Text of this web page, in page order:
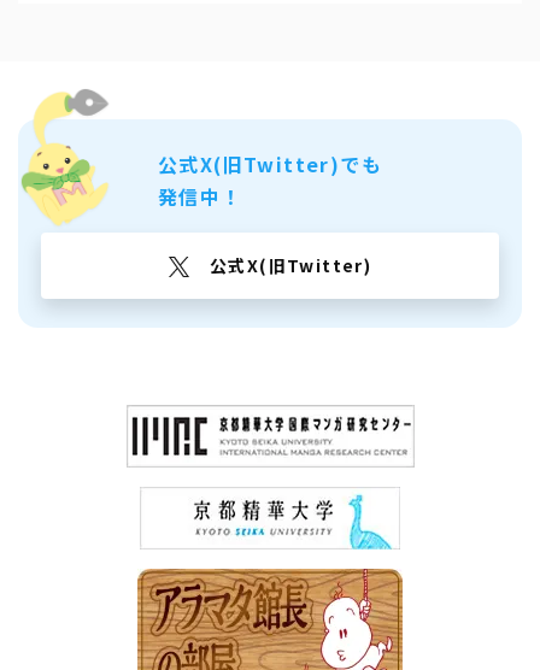
公式X(旧Twitter)でも
発信中！
公式X(旧Twitter)